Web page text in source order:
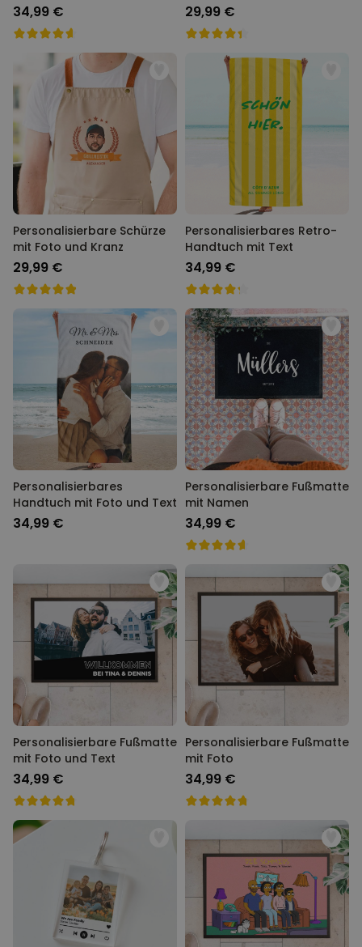
34,99 € 29,99 €
Personalisierbare Schürze
mit Foto und Kranz
29,99 €
Personalisierbares Retro-
Handtuch mit Text
34,99 €
Personalisierbares
Handtuch mit Foto und Text
34,99 €
Personalisierbare Fußmatte
mit Namen
34,99 €
Personalisierbare Fußmatte
mit Foto und Text
34,99 €
Personalisierbare Fußmatte
mit Foto
34,99 €